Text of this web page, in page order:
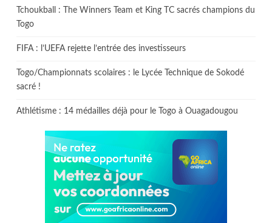
Tchoukball : The Winners Team et King TC sacrés champions du
Togo
FIFA : l’UEFA rejette l’entrée des investisseurs
Togo/Championnats scolaires : le Lycée Technique de Sokodé
sacré !
Athlétisme : 14 médailles déjà pour le Togo à Ouagadougou